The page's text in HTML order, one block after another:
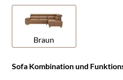
Braun
Sofa Kombination und